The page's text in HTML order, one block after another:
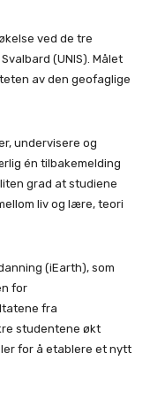
ved de tre
(UNIS). Målet
av den geofaglige
undervisere og
én tilbakemelding
grad at studiene
liv og lære, teori
(iEarth), som
for
fra
studentene økt
for å etablere et nytt